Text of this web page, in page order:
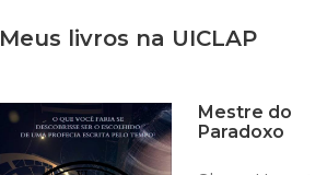
Meus livros na UICLAP
Mestre do
Paradoxo